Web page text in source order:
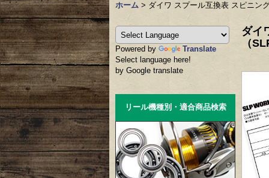
ホーム > ダイワ スプール互換表 スピニン
Powered by
Translate
Select language here!
by Google translate
リール機種別・適合商品検索
ダイ
（